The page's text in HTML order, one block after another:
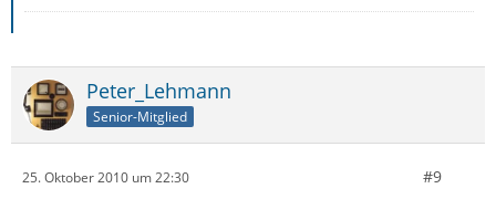
Peter_Lehmann
Senior-Mitglied
25. Oktober 2010 um 22:30 #9